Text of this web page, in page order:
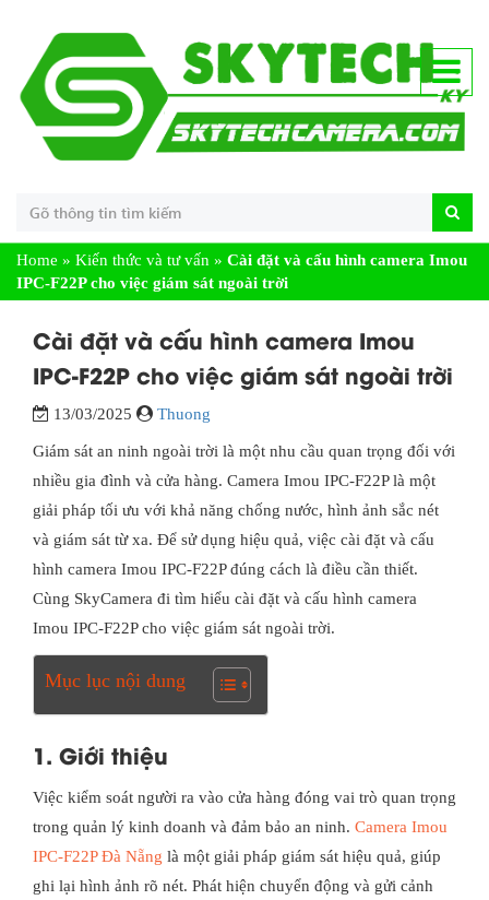
Home » Kiến thức và tư vấn » Cài đặt và cấu hình camera Imou
IPC-F22P cho việc giám sát ngoài trời
Cài đặt và cấu hình camera Imou
IPC-F22P cho việc giám sát ngoài trời
13/03/2025 Thuong
Giám sát an ninh ngoài trời là một nhu cầu quan trọng đối với
nhiều gia đình và cửa hàng. Camera Imou IPC-F22P là một
giải pháp tối ưu với khả năng chống nước, hình ảnh sắc nét
và giám sát từ xa. Để sử dụng hiệu quả, việc cài đặt và cấu
hình camera Imou IPC-F22P đúng cách là điều cần thiết.
Cùng SkyCamera đi tìm hiểu cài đặt và cấu hình camera
Imou IPC-F22P cho việc giám sát ngoài trời.
Mục lục nội dung
1. Giới thiệu
Việc kiểm soát người ra vào cửa hàng đóng vai trò quan trọng
trong quản lý kinh doanh và đảm bảo an ninh. Camera Imou
IPC-F22P Đà Nẵng là một giải pháp giám sát hiệu quả, giúp
ghi lại hình ảnh rõ nét. Phát hiện chuyển động và gửi cảnh